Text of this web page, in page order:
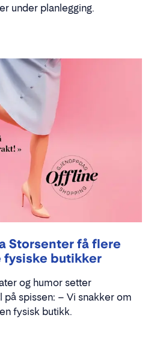
under planlegging.
Storsenter få flere
fysiske butikker
og humor setter
spissen: – Vi snakker om
fysisk butikk.